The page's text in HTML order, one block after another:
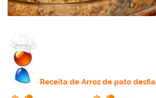
Receitade Arroz de pato